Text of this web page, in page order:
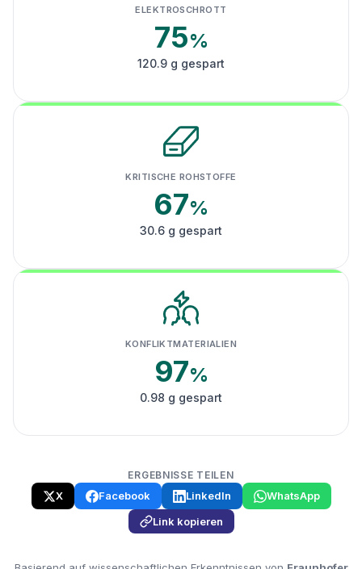
ELEKTROSCHROTT
75%
120.9 g gespart
KRITISCHE ROHSTOFFE
67%
30.6 g gespart
KONFLIKTMATERIALIEN
97%
0.98 g gespart
ERGEBNISSE TEILEN
X Facebook LinkedIn
WhatsApp
Link kopieren